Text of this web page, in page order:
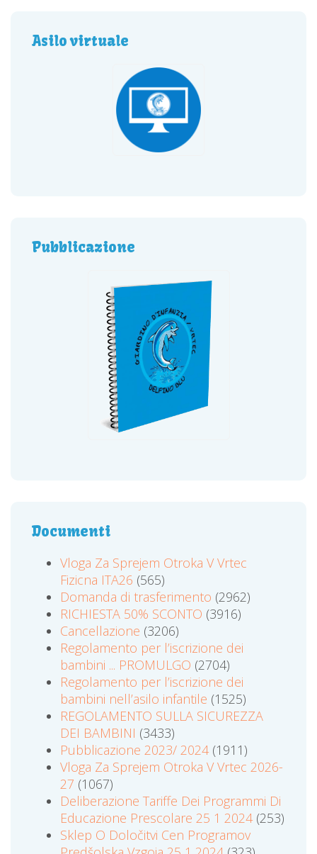
Asilo virtuale
Pubblicazione
Documenti
Vloga Za Sprejem Otroka V Vrtec
Fizicna ITA26 (565)
Domanda di trasferimento (2962)
RICHIESTA 50% SCONTO (3916)
Cancellazione (3206)
Regolamento per l’iscrizione dei
bambini ... PROMULGO (2704)
Regolamento per l’iscrizione dei
bambini nell’asilo infantile (1525)
REGOLAMENTO SULLA SICUREZZA
DEI BAMBINI (3433)
Pubblicazione 2023/ 2024(1911)
Vloga Za Sprejem Otroka V Vrtec 2026-
27 (1067)
Deliberazione Tariffe Dei Programmi Di
Educazione Prescolare 25 1 2024(253)
Sklep O Določitvi Cen Programov